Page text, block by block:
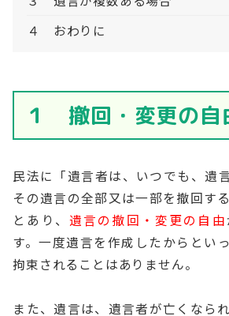
４ おわりに
１ 撤回・変更の自
民法に「遺言者は、いつでも、遺
その遺言の全部又は一部を撤回す
とあり、 遺言の撤回・変更の自由
す。一度遺言を作成したからとい
拘束されることはありません。
また、遺言は、遺言者が亡くなら